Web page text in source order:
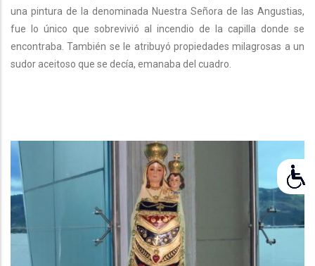
una pintura de la denominada Nuestra Señora de las Angustias,
fue lo único que sobrevivió al incendio de la capilla donde se
encontraba. También se le atribuyó propiedades milagrosas a un
sudor aceitoso que se decía, emanaba del cuadro.